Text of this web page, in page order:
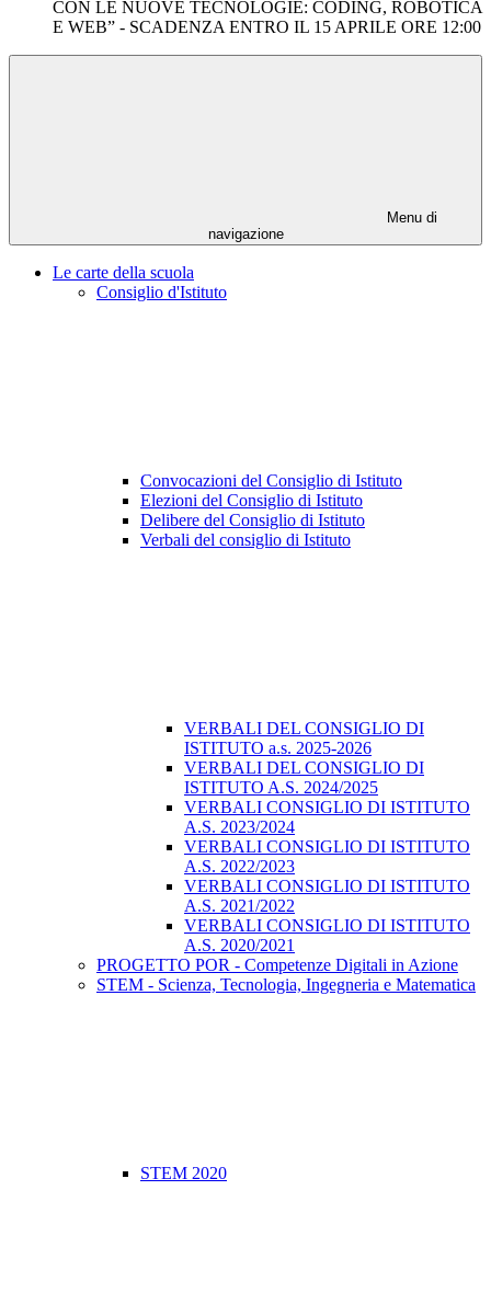
CON LE NUOVE TECNOLOGIE: CODING, ROBOTICA
E WEB” - SCADENZA ENTRO IL 15 APRILE ORE 12:00
Menu di
navigazione
Le carte della scuola
Consiglio d'Istituto
Convocazioni del Consiglio di Istituto
Elezioni del Consiglio di Istituto
Delibere del Consiglio di Istituto
Verbali del consiglio di Istituto
VERBALI DEL CONSIGLIO DI
ISTITUTO a.s. 2025-2026
VERBALI DEL CONSIGLIO DI
ISTITUTO A.S. 2024/2025
VERBALI CONSIGLIO DI ISTITUTO
A.S. 2023/2024
VERBALI CONSIGLIO DI ISTITUTO
A.S. 2022/2023
VERBALI CONSIGLIO DI ISTITUTO
A.S. 2021/2022
VERBALI CONSIGLIO DI ISTITUTO
A.S. 2020/2021
PROGETTO POR - Competenze Digitali in Azione
STEM - Scienza, Tecnologia, Ingegneria e Matematica
STEM 2020